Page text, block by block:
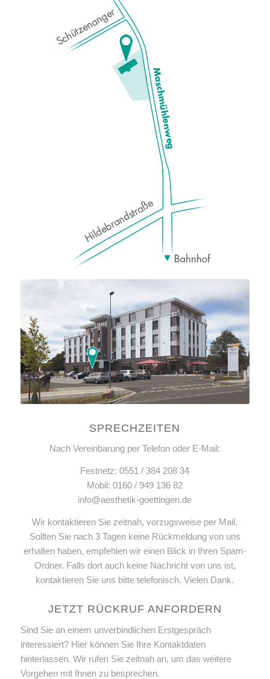
SPRECHZEITEN
Nach Vereinbarung per Telefon oder E-Mail:
Festnetz: 0551 / 384 208 34
Mobil: 0160 / 949 136 82
info@aesthetik-goettingen.de
Wir kontaktieren Sie zeitnah, vorzugsweise per Mail.
Sollten Sie nach 3 Tagen keine Rückmeldung von uns
erhalten haben, empfehlen wir einen Blick in Ihren Spam-
Ordner. Falls dort auch keine Nachricht von uns ist,
kontaktieren Sie uns bitte telefonisch. Vielen Dank.
JETZT RÜCKRUF ANFORDERN
Sind Sie an einem unverbindlichen Erstgespräch
interessiert? Hier können Sie Ihre Kontaktdaten
hinterlassen. Wir rufen Sie zeitnah an, um das weitere
Vorgehen mit Ihnen zu besprechen.